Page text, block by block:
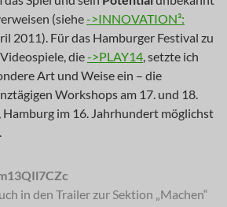
(siehe->INNOVATION³:
2011). Für das Hamburger Festival zu
die->PLAY14 , setzte ich
Art und Weise ein – die
Workshops am 17. und 18.
Hamburg im 16. Jahrhundert möglichst
in den Trailer zur Sektion „Machen“